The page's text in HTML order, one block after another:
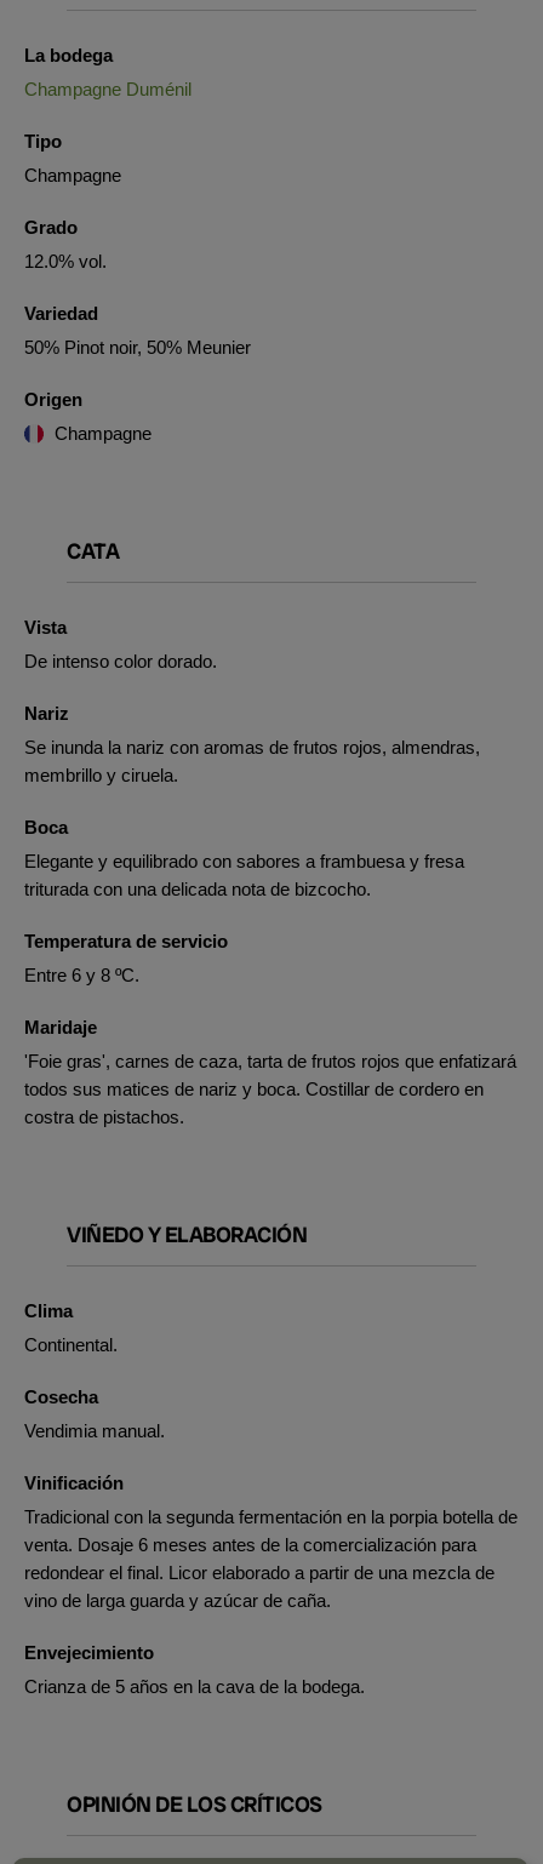
La bodega
Champagne Duménil
Tipo
Champagne
Grado
12.0% vol.
Variedad
50% Pinot noir, 50% Meunier
Origen
Champagne
CATA
Vista
De intenso color dorado.
Nariz
Se inunda la nariz con aromas de frutos rojos, almendras,
membrillo y ciruela.
Boca
Elegante y equilibrado con sabores a frambuesa y fresa
triturada con una delicada nota de bizcocho.
Temperatura de servicio
Entre 6 y 8 ºC.
Maridaje
'Foie gras', carnes de caza, tarta de frutos rojos que enfatizará
todos sus matices de nariz y boca. Costillar de cordero en
costra de pistachos.
VIÑEDO Y ELABORACIÓN
Clima
Continental.
Cosecha
Vendimia manual.
Vinificación
Tradicional con la segunda fermentación en la porpia botella de
venta. Dosaje 6 meses antes de la comercialización para
redondear el final. Licor elaborado a partir de una mezcla de
vino de larga guarda y azúcar de caña.
Envejecimiento
Crianza de 5 años en la cava de la bodega.
OPINIÓN DE LOS CRÍTICOS